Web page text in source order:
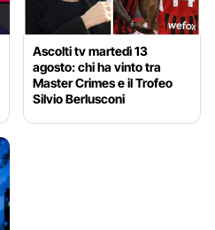
Ascolti tv martedì 13
agosto: chi ha vinto tra
Master Crimes e il Trofeo
Silvio Berlusconi